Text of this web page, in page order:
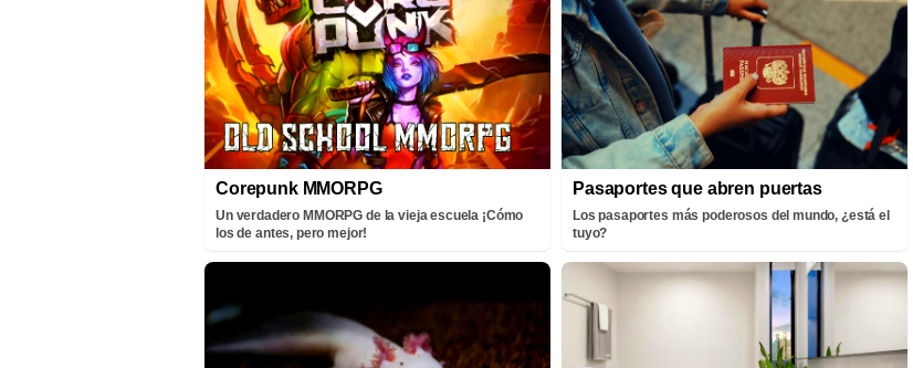
Corepunk MMORPG
Un verdadero MMORPG de la vieja escuela ¡Cómo
los de antes, pero mejor!
Pasaportes que abren puertas
Los pasaportes más poderosos del mundo, ¿está el
tuyo?